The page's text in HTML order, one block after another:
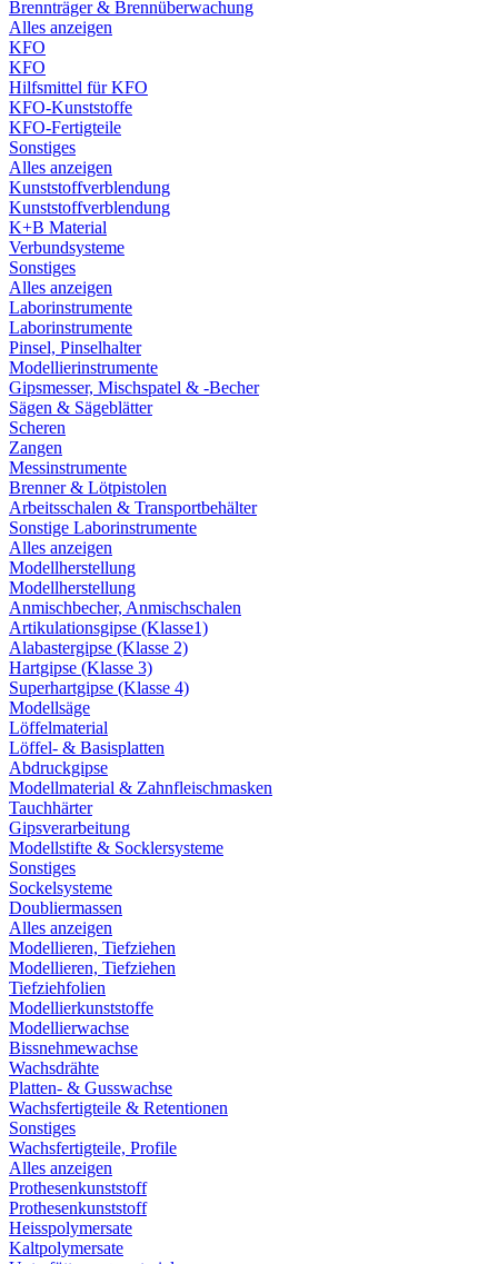
Brennträger & Brennüberwachung
Alles anzeigen
KFO
KFO
Hilfsmittel für KFO
KFO-Kunststoffe
KFO-Fertigteile
Sonstiges
Alles anzeigen
Kunststoffverblendung
Kunststoffverblendung
K+B Material
Verbundsysteme
Sonstiges
Alles anzeigen
Laborinstrumente
Laborinstrumente
Pinsel, Pinselhalter
Modellierinstrumente
Gipsmesser, Mischspatel & -Becher
Sägen & Sägeblätter
Scheren
Zangen
Messinstrumente
Brenner & Lötpistolen
Arbeitsschalen & Transportbehälter
Sonstige Laborinstrumente
Alles anzeigen
Modellherstellung
Modellherstellung
Anmischbecher, Anmischschalen
Artikulationsgipse (Klasse1)
Alabastergipse (Klasse 2)
Hartgipse (Klasse 3)
Superhartgipse (Klasse 4)
Modellsäge
Löffelmaterial
Löffel- & Basisplatten
Abdruckgipse
Modellmaterial & Zahnfleischmasken
Tauchhärter
Gipsverarbeitung
Modellstifte & Socklersysteme
Sonstiges
Sockelsysteme
Doubliermassen
Alles anzeigen
Modellieren, Tiefziehen
Modellieren, Tiefziehen
Tiefziehfolien
Modellierkunststoffe
Modellierwachse
Bissnehmewachse
Wachsdrähte
Platten- & Gusswachse
Wachsfertigteile & Retentionen
Sonstiges
Wachsfertigteile, Profile
Alles anzeigen
Prothesenkunststoff
Prothesenkunststoff
Heisspolymersate
Kaltpolymersate